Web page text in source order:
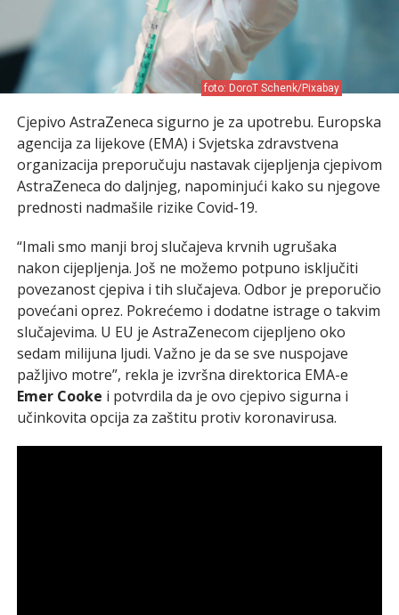
foto: DoroT Schenk/Pixabay
Cjepivo AstraZeneca sigurno je za upotrebu. Europska
agencija za lijekove (EMA) i Svjetska zdravstvena
organizacija preporučuju nastavak cijepljenja cjepivom
AstraZeneca do daljnjeg, napominjući kako su njegove
prednosti nadmašile rizike Covid-19.
“Imali smo manji broj slučajeva krvnih ugrušaka
nakon cijepljenja. Još ne možemo potpuno isključiti
povezanost cjepiva i tih slučajeva. Odbor je preporučio
povećani oprez. Pokrećemo i dodatne istrage o takvim
slučajevima. U EU je AstraZenecom cijepljeno oko
sedam milijuna ljudi. Važno je da se sve nuspojave
pažljivo motre”, rekla je izvršna direktorica EMA-e
Emer Cooke i potvrdila da je ovo cjepivo sigurna i
učinkovita opcija za zaštitu protiv koronavirusa.